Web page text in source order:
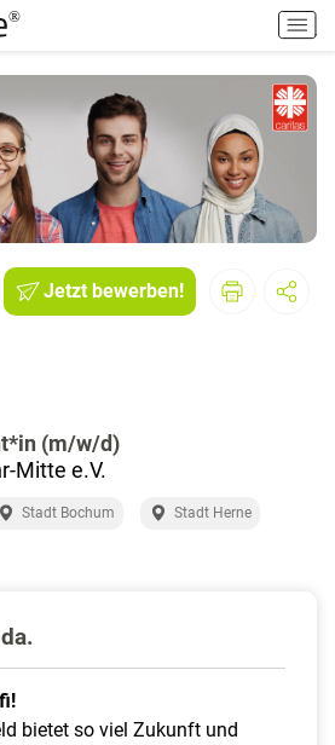
H
a
u
p
t
n
ü
i
Jetzt bewerben!
(m/w/d)
Mitte e.V.
Stadt Bochum Stadt Herne
bietet so viel Zukunft und